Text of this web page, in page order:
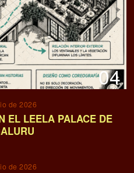
04
de 2026
EL LEELA PALACE DE
de 2026